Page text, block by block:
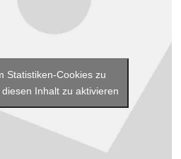
Statistiken-Cookies zu
Inhalt zu aktivieren